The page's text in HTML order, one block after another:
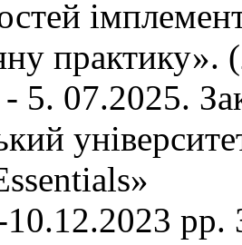
практику».
5. 07.2025.
рр.